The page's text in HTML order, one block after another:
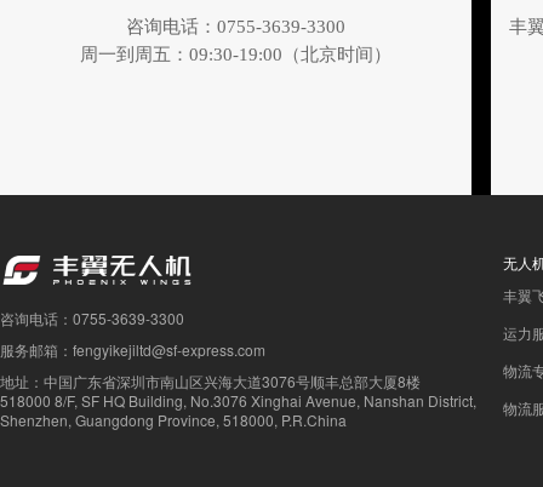
咨询电话：0755-3639-3300
周一到周五：09:30-19:00（北京时间）
丰
咨询电话：0755-3639-3300
服务邮箱：fengyikejiltd@sf-express.com
地址：中国广东省深圳市南山区兴海大道3076号顺丰总部大厦8楼
518000 8/F, SF HQ Building, No.3076 Xinghai Avenue, Nanshan District,
Shenzhen, Guangdong Province, 518000, P.R.China
无人
丰翼
运力
物流
物流